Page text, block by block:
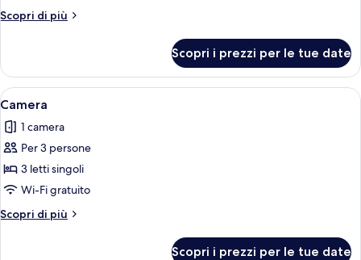
Scopri di più
Altri
Scopri i prezzi per le tue date
Apri
tutte
le
foto
per
Camera
Camera d'albergo con due letti, una
2
Camera
1 camera
Per 3 persone
3 letti singoli
Wi-Fi gratuito
Scopri di più
Altri
Scopri i prezzi per le tue date